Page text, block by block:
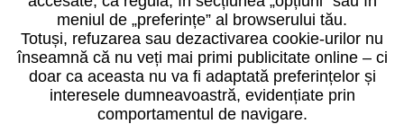
meniul de „preferințe” al browserului tău.
Totuși, refuzarea sau dezactivarea cookie-urilor nu
înseamnă că nu veți mai primi publicitate online – ci
doar ca aceasta nu va fi adaptată preferințelor și
interesele dumneavoastră, evidențiate prin
comportamentul de navigare.